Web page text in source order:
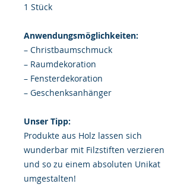
1 Stück
Anwendungsmöglichkeiten:
– Christbaumschmuck
– Raumdekoration
– Fensterdekoration
– Geschenksanhänger
Unser Tipp:
Produkte aus Holz lassen sich
wunderbar mit Filzstiften verzieren
und so zu einem absoluten Unikat
umgestalten!